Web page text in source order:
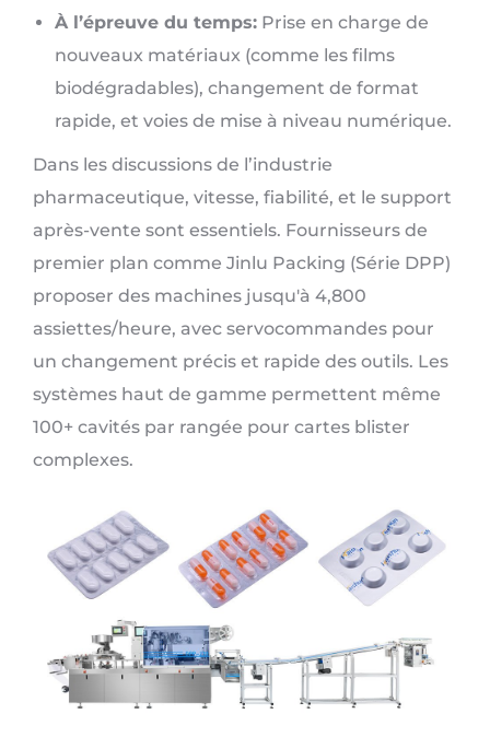
À l’épreuve du temps: Prise en charge de
nouveaux matériaux (comme les films
biodégradables), changement de format
rapide, et voies de mise à niveau numérique.
Dans les discussions de l’industrie
pharmaceutique, vitesse, fiabilité, et le support
après-vente sont essentiels. Fournisseurs de
premier plan comme Jinlu Packing (Série DPP)
proposer des machines jusqu'à 4,800
assiettes/heure, avec servocommandes pour
un changement précis et rapide des outils. Les
systèmes haut de gamme permettent même
100+ cavités par rangée pour cartes blister
complexes.